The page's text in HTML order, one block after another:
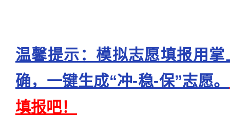
温馨提示：模拟志愿填报用
确，一键生成“冲-稳-保”志愿。
填报吧！